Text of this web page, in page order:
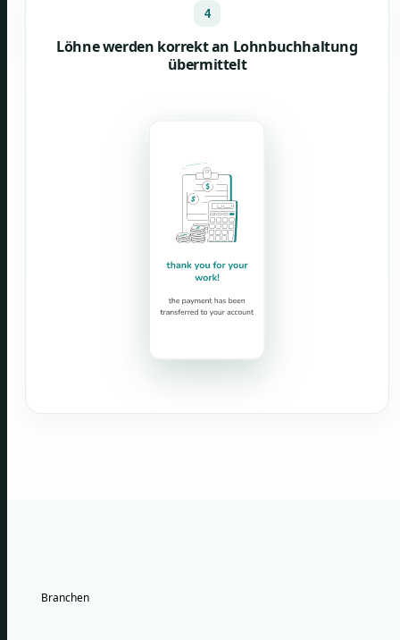
4
Löhne werden korrekt an Lohnbuchhaltung
übermittelt
Branchen